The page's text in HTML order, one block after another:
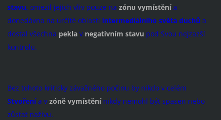
stavu, omezil jejich vliv pouze na zónu vymístěnía
donedávna na určité oblasti intermediálního světa duchů a
dostal všechna pekla v negativním stavu pod Svou nejzazší
kontrolu.
Bez tohoto kriticky závažného počinu by nikdo v celém
Stvořenía v zóně vymístěnínikdy nemohl být spasen nebo
zůstat naživu.